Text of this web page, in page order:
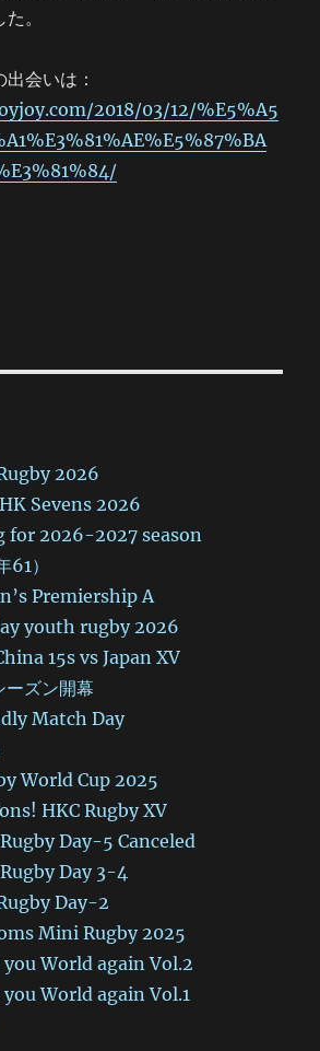
。
会いは：
2018/03/12/%E5%A5
2026
Sevens 2026
2026-2027 season
61）
Premiership A
youth rugby 2026
15s vs Japan XV
ズン開幕
Match Day
World Cup 2025
HKC Rugby XV
Day-5 Canceled
Day 3-4
Day-2
Mini Rugby 2025
World again Vol.2
World again Vol.1